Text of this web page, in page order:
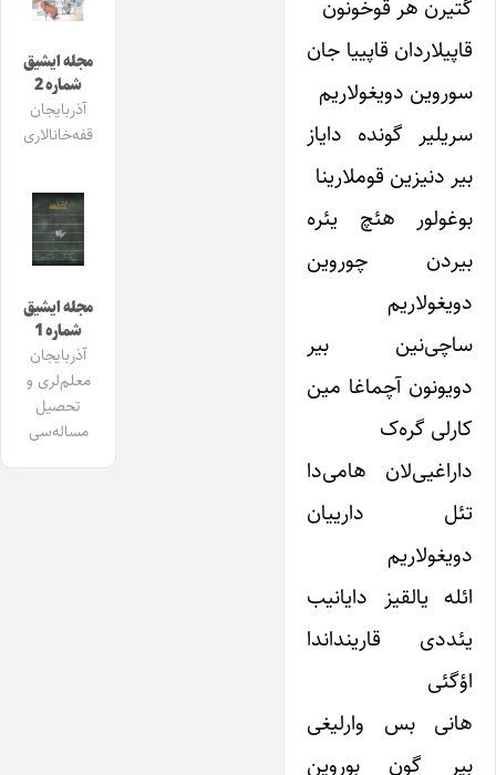
گتیرن هر قوخونون
قاپیلاردان قاپییا جان
سوروین دویغولاریم
سریلیر گونده دایاز
بیر دنیزین قوملارینا
بوغولور هئچ یئره
بیردن چوروین
دویغولاریم
ساچی‌نین بیر
دویونون آچماغا مین
کارلی گره‌ک
داراغیی‌لان هامی‌دا
تئل دارییان
دویغولاریم
ائله یالقیز دایانیب
یئددی قارینداندا
اؤگئی
هانی بس وارلیغی
بیر گون بوروین
مجله ایشیق
شماره 2
آذربایجان
قفه‌خانالاری
مجله ایشیق
شماره 1
آذربایجان
معلم‌لری و
تحصیل
مساله‌سی